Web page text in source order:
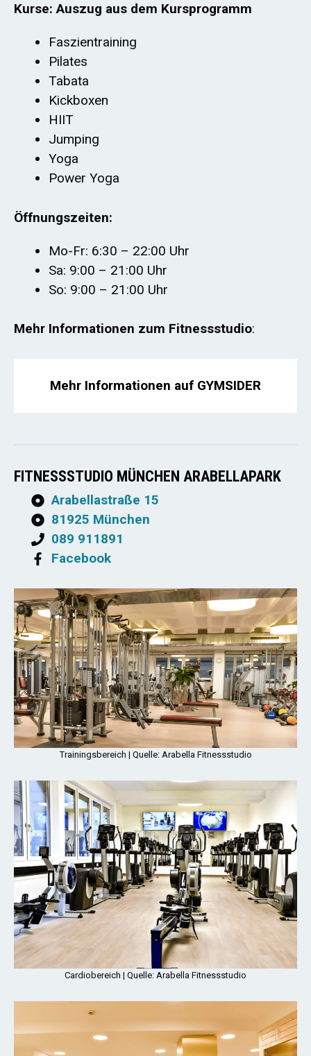
Kurse: Auszug aus dem Kursprogramm
Faszientraining
Pilates
Tabata
Kickboxen
HIIT
Jumping
Yoga
Power Yoga
Öffnungszeiten:
Mo-Fr: 6:30 – 22:00 Uhr
Sa: 9:00 – 21:00 Uhr
So: 9:00 – 21:00 Uhr
Mehr Informationen zum Fitnessstudio:
Mehr Informationen auf GYMSIDER
FITNESSSTUDIO MÜNCHEN ARABELLAPARK
Arabellastraße 15
81925 München
089 911891
Facebook
Trainingsbereich | Quelle: Arabella Fitnessstudio
Cardiobereich | Quelle: Arabella Fitnessstudio